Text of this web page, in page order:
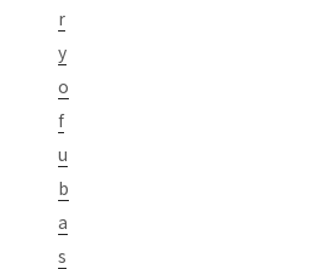
r
y
o
f
u
b
a
s